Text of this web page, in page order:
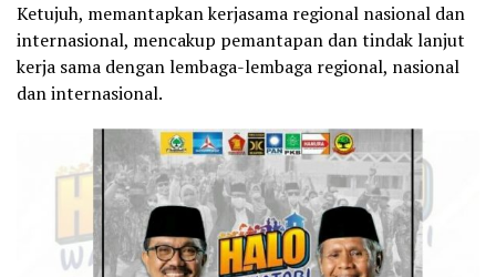
Ketujuh, memantapkan kerjasama regional nasional dan
internasional, mencakup pemantapan dan tindak lanjut
kerja sama dengan lembaga-lembaga regional, nasional
dan internasional.